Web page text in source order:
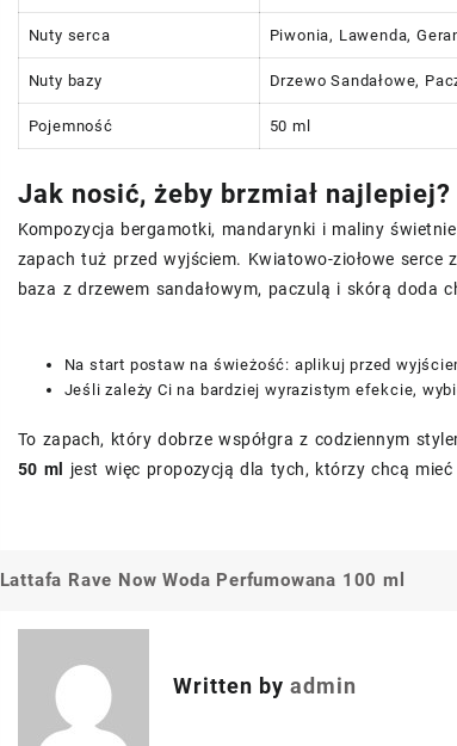
Nuty serca Piwonia, Lawenda,
Nuty bazy Drzewo Sandałowe,
Pojemność 50 ml
Jak nosić, żeby brzmiał najlepiej?
Kompozycja bergamotki, mandarynki i maliny
zapach tuż przed wyjściem. Kwiatowo-ziołowe
baza z drzewem sandałowym, paczulą i skórą doda
Na start postaw na świeżość: aplikuj przed
Jeśli zależy Ci na bardziej wyrazistym efekcie,
To zapach, który dobrze współgra z codziennym
50 ml
jest więc propozycją dla tych, którzy chcą
Nawigacja
wpisu
Lattafa Rave Now Woda Perfumowana 100 ml
Written by admin